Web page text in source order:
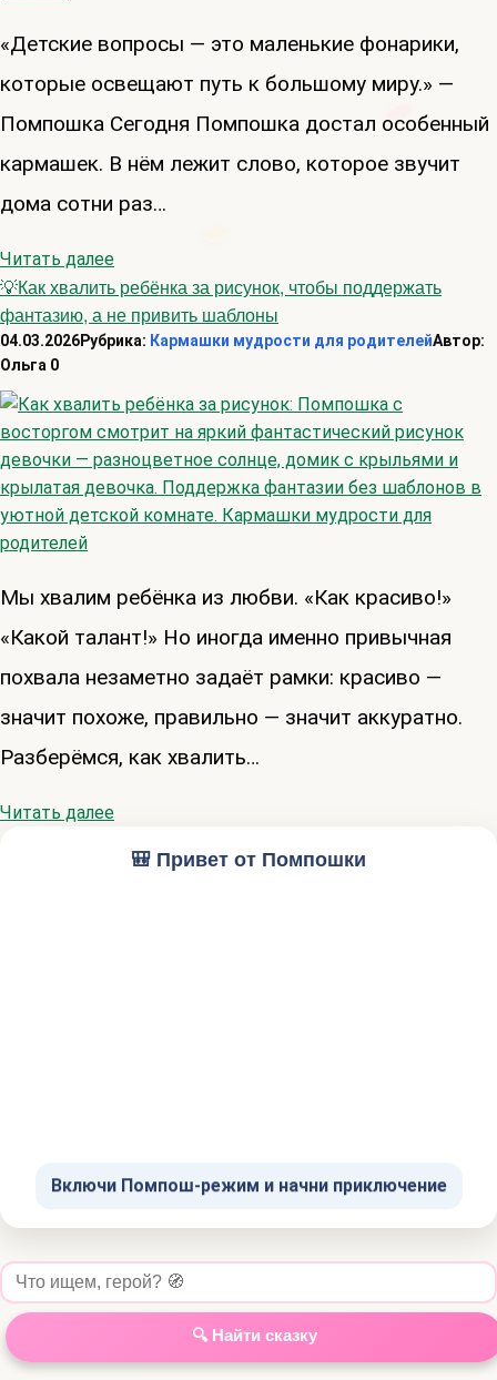
«Детские вопросы — это маленькие фонарики,
которые освещают путь к большому миру.» —
Помпошка Сегодня Помпошка достал особенный
кармашек. В нём лежит слово, которое звучит
дома сотни раз…
Читать далее
💡Как хвалить ребёнка за рисунок, чтобы поддержать
фантазию, а не привить шаблоны
04.03.2026Рубрика: Кармашки мудрости для родителейАвтор:
Ольга 0
Мы хвалим ребёнка из любви. «Как красиво!»
«Какой талант!» Но иногда именно привычная
похвала незаметно задаёт рамки: красиво —
значит похоже, правильно — значит аккуратно.
Разберёмся, как хвалить…
Читать далее
🎒 Привет от Помпошки
Включи Помпош-режим и начни приключение
🔍 Найти сказку